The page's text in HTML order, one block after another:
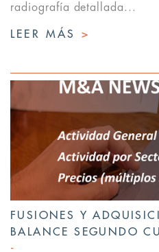
radiografía detallada...
LEER MÁS >
FUSIONES Y
BALANCE SEGUNDO